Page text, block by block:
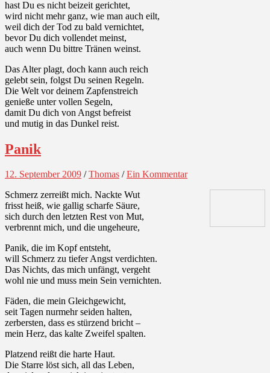
hast Du es nicht beizeit gerichtet,
wird nicht mehr ganz, wie man auch eilt,
weil dich der Tod zu bald vernichtet,
bevor Du dich vollendet meinst,
auch wenn Du bittre Tränen weinst.
Das Alter plagt, doch kann auch reich
gelebt sein, folgst Du seinen Regeln.
Die Welt vor deinem Zapfenstreich
genieße unter vollen Segeln,
damit Du dich von Angst befreist
und mutig in das Dunkel reist.
Panik
12. September 2009 /Thomas /Ein Kommentar
Schmerz zerreißt mich. Nackte Wut
frisst heiß, wie gallig scharfe Säure,
sich durch den letzten Rest von Mut,
verbrennt mich, und die ungeheure,
Panik, die im Kopf entsteht,
will Schmerz zu tiefer Angst verdichten.
Das Nichts, das mich unfängt, vergeht
wohl nie und muss mein Sein vernichten.
Fäden, die mein Gleichgewicht,
seit Tagen nurmehr seiden halten,
zerbersten, dass es stürzend bricht –
mein Herz, das kalte Zweifel spalten.
Platzend reißt die harte Haut.
Die Starre löst sich, all das Leben,